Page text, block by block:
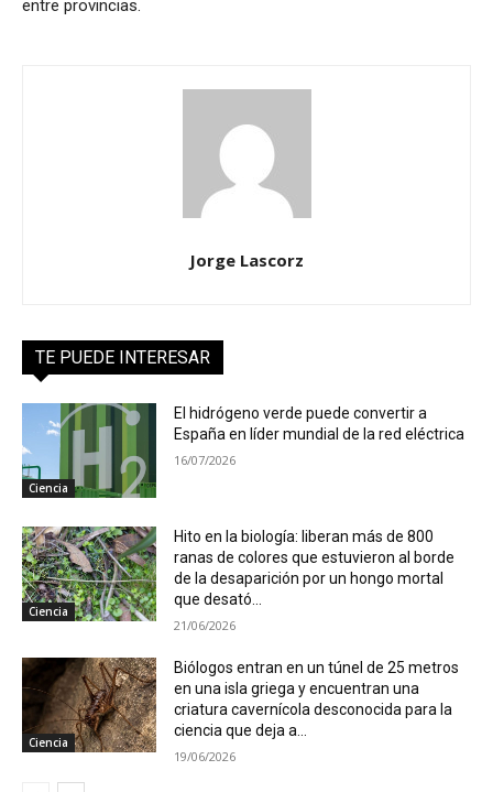
entre provincias.
Jorge Lascorz
TE PUEDE INTERESAR
Ciencia
El hidrógeno verde puede convertir a
España en líder mundial de la red eléctrica
16/07/2026
Ciencia
Hito en la biología: liberan más de 800
ranas de colores que estuvieron al borde
de la desaparición por un hongo mortal
que desató...
21/06/2026
Ciencia
Biólogos entran en un túnel de 25 metros
en una isla griega y encuentran una
criatura cavernícola desconocida para la
ciencia que deja a...
19/06/2026